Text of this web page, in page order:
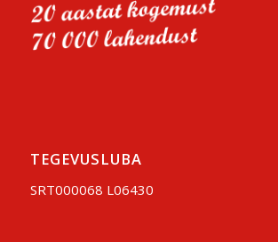
TEGEVUSLUBA
SRT000068 L06430